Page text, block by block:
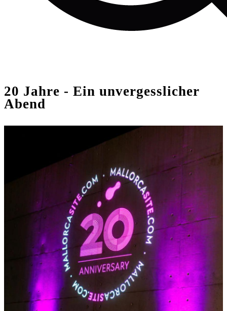
20 Jahre - Ein unvergesslicher
Abend